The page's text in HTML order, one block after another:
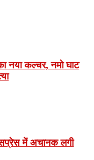
नया कल्चर, नमो घाट
में अचानक लगी